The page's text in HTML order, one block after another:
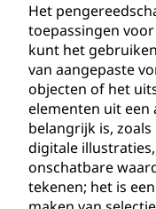
Het
toepassingen
kunt het
van aangepaste
objecten of het
elementen uit een
belangrijk is,
digitale
onschatbare
tekenen; het is